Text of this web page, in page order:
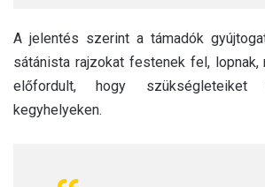
A jelentés szerint a támadók
sátánista rajzokat festenek fel, lopnak,
előfordult, hogy
kegyhelyeken.